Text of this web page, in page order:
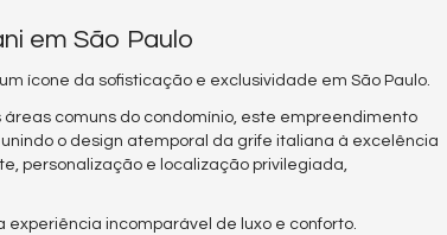
em São Paulo
ícone da sofisticação e exclusividade em São Paulo.
comuns do condomínio, este empreendimento
o design atemporal da grife italiana à excelência
personalização e localização privilegiada,
incomparável de luxo e conforto.